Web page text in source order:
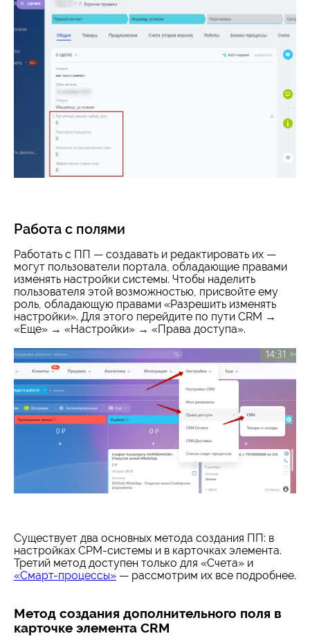
Работа с полями
Работать с ПП — создавать и редактировать их —
могут пользователи портала, обладающие правами
изменять настройки системы. Чтобы наделить
пользователя этой возможностью, присвойте ему
роль, обладающую правами «Разрешить изменять
настройки». Для этого перейдите по пути CRM →
«Еще» → «Настройки» → «Права доступа».
Существует два основных метода создания ПП: в
настройках CPM-системы и в карточках элемента.
Третий метод доступен только для «Счета» и
«Смарт-процессы» — рассмотрим их все подробнее.
Метод создания дополнительного поля в
карточке элемента CRM